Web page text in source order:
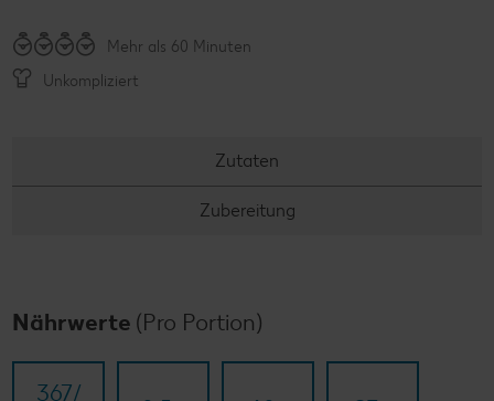
Mehr als 60 Minuten
Unkompliziert
Zutaten
Zubereitung
Nährwerte (Pro Portion)
367/​